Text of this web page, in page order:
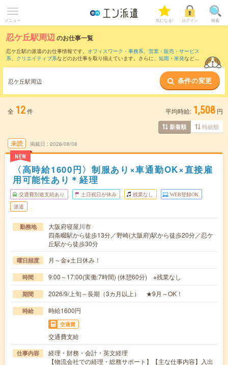
メニュー 気になる! ログイン 検索
忍ケ丘駅周辺のお仕事一覧
忍ケ丘駅の派遣のお仕事情報です。 オフィスワーク・事務系、 営業・販売・サービス
系、 クリエイティブ系などのお仕事を取り揃えています。さらに、 短期 ・ 単発などの
また、京橋(大阪府)駅 ・ 西三荘駅など近隣
駅のお仕事もご確認いただけます。
忍ケ丘駅周辺 条件の変更
全 12件 平均時給: 1,508 円
新着順 時給順
未読
NEW
掲載日 2026/08/08
〈高時給1600円〉制服あり×車通勤OK×直接雇
用可能性あり＊経理
交通費別途支給あり 土日祝日が休み 残業なし WEB登録OK
派遣
勤務地
大阪府寝屋川市
四条畷駅から徒歩13分／野崎(大阪府)駅から徒歩20分／忍ケ
丘駅から徒歩30分
曜日頻度 月～金※土日休み！
時間 9:00～17:00(実働:7時間) (休憩60分) ※残業なし
期間 2026/9/上旬～長期（3カ月以上） ★9月～OK！
時給 時給1600円
交通費
交通費支給
仕事内容
経理・財務・会計・英文経理
【物流会社での経理・総務サポート】【主な仕事内容】入出